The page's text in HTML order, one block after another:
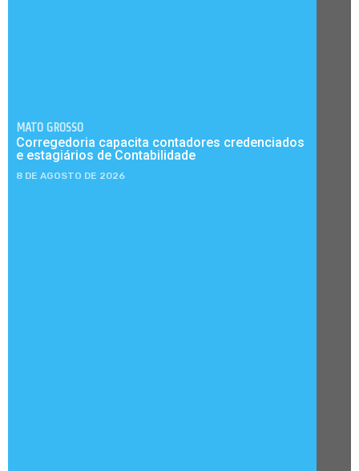
MATO GROSSO
Corregedoria capacita contadores credenciados
e estagiários de Contabilidade
8 DE AGOSTO DE 2026